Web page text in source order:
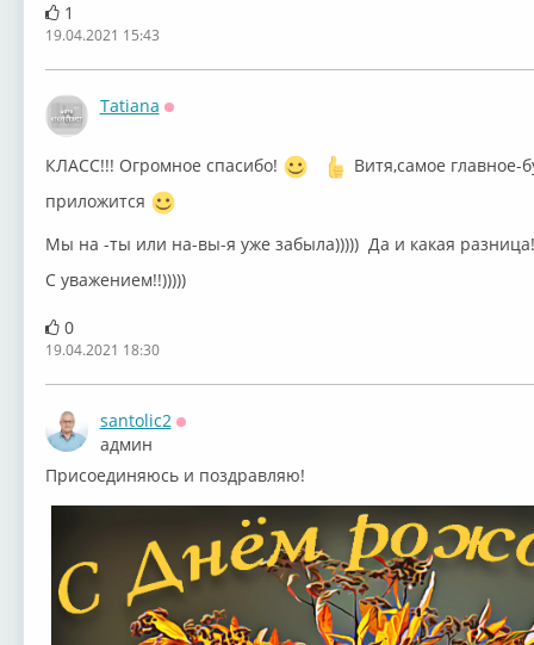
1
19.04.2021 15:43
Tatiana
КЛАСС!!! Огромное спасибо!
Витя,самое главное-
приложится
Мы на -ты или на-вы-я уже забыла))))) Да и какая разница!
С уважением!!)))))
0
19.04.2021 18:30
santolic2
админ
Присоединяюсь и поздравляю!